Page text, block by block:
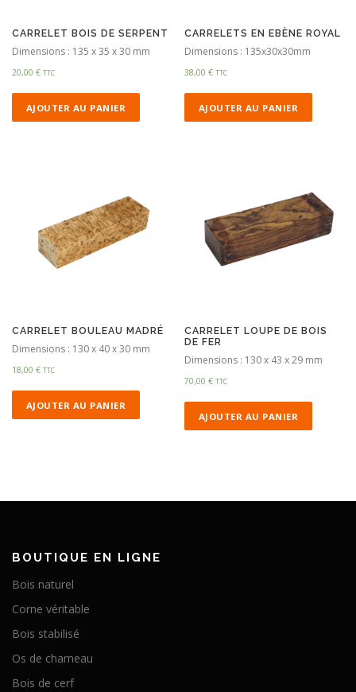
CARRELET BOIS DE SERPENT
Dimensions : 135 x 35 x 30 mm
20,00 € TTC
AJOUTER AU PANIER
CARRELETS EN EBÈNE ROYAL
Dimensions : 135x30x30mm
38,00€ TTC
AJOUTER AU PANIER
CARRELET BOULEAU MADRÉ
Dimensions : 130 x 40 x 30 mm
18,00 € TTC
AJOUTER AU PANIER
CARRELET LOUPE DE BOIS
DE FER
Dimensions : 130 x 43 x 29 mm
70,00€ TTC
AJOUTER AU PANIER
BOUTIQUE EN LIGNE
Bois naturel
Corne véritable
Bois stabilisé
Os de chameau
Bois de cerf